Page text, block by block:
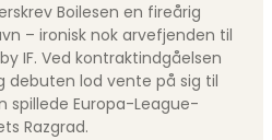
Boilesen en fireårig
– ironisk nok arvefjenden til
IF. Ved kontraktindgåelsen
debuten lod vente på sig til
spillede Europa-League-
Razgrad.